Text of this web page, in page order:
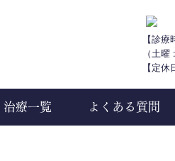
【診
（土
【定
治療一覧 よくある質問